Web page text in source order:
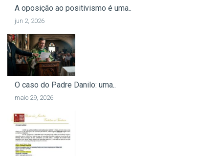
A oposição ao positivismo é uma..
jun 2, 2026
O caso do Padre Danilo: uma..
maio 29, 2026